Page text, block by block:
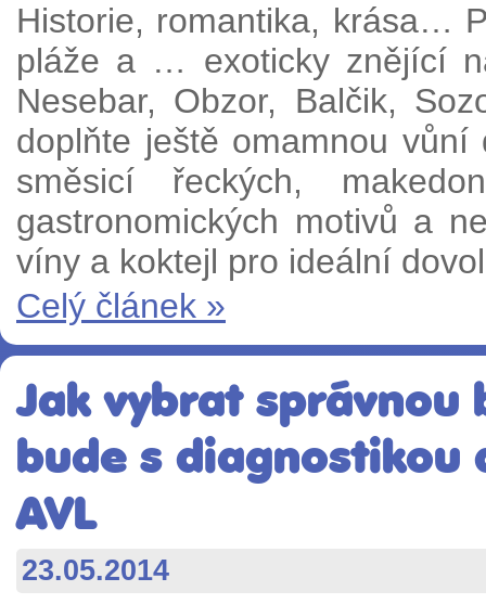
Historie, romantika, krása…
pláže a … exoticky znějící
Nesebar, Obzor, Balčik,
doplňte ještě omamnou
směsicí řeckých,
gastronomických motivů a
víny a koktejl pro ideální
Celý článek »
Jak vybrat správnou
bude s diagnostikou
AVL
23.05.2014